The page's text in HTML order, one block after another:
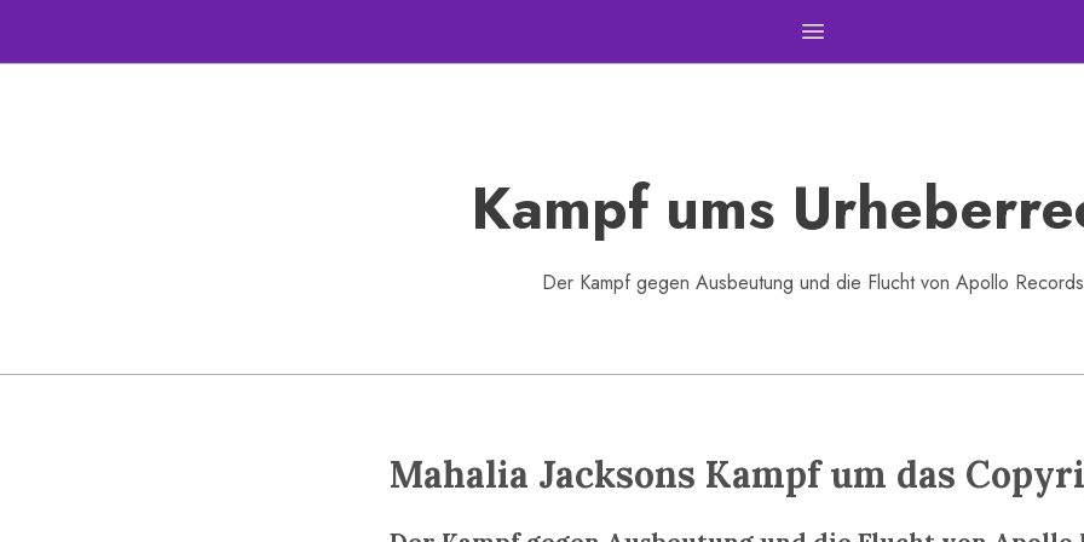
Open main menu
Kampf ums
Der Kampf gegen Ausbeutung und die Flucht von Apollo Records
Mahalia Jacksons Kampf um das